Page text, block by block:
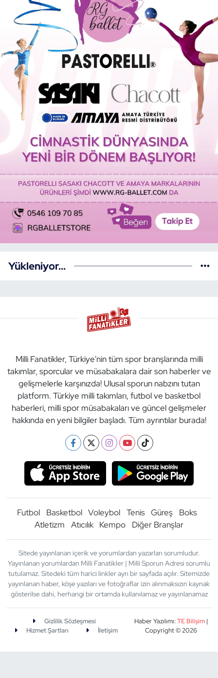
Yükleniyor...
Milli Fanatikler, Türkiye'nin tüm spor branşlarında milli
takımlar, sporcular ve müsabakalara dair son haberler ve
gelişmelerle karşınızda! Ulusal sporun nabzını tutan
platform. Türkiye milli takımları, futbol ve basketbol
haberleri, milli spor müsabakaları ve güncel gelişmeler
hakkında en yeni bilgiler başladı. Tüm ayrıntılar burada!
Futbol Basketbol Voleybol Tenis Güreş
Boks
Atletizm
Atıcılık Kempo Diğer Branşlar
Sitede yayınlanan içerik ve yorumlardan yazarları sorumludur.
Yayınlanan yorumlardan Milli Fanatikler | Milli Sporun Adresi sorumlu
tutulamaz. Sitedeki tüm harici linkler ayrı bir sayfada açılır. Sitemizde
yayınlanan haber, köşe yazıları ve fotoğraflar izin alınmaksızın kaynak
gösterilse dahi, herhangi bir ortamda kullanılamaz ve yayınlanamaz
Gizlilik Sözleşmesi
Hizmet Şartları
İletişim
Haber Yazılımı:TE Bilişim|
Copyright © 2026